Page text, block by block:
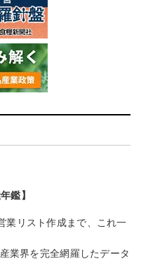
鑑】
業リスト作成まで、これ一
業界を完全網羅したデータ